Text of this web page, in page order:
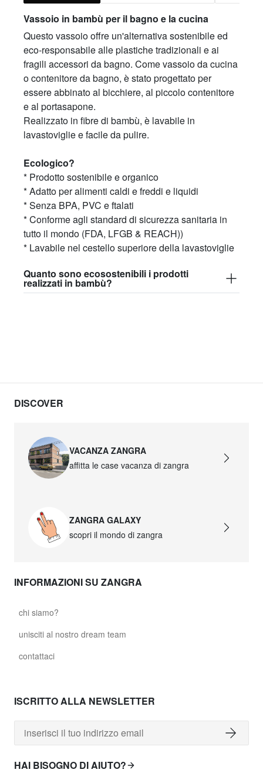
Vassoio in bambù per il bagno e la cucina
Questo vassoio offre un'alternativa sostenibile ed
eco-responsabile alle plastiche tradizionali e ai
fragili accessori da bagno. Come vassoio da cucina
o contenitore da bagno, è stato progettato per
essere abbinato al bicchiere, al piccolo contenitore
e al portasapone.
Realizzato in fibre di bambù, è lavabile in
lavastoviglie e facile da pulire.
Ecologico?
* Prodotto sostenibile e organico
* Adatto per alimenti caldi e freddi e liquidi
* Senza BPA, PVC e ftalati
* Conforme agli standard di sicurezza sanitaria in
tutto il mondo (FDA, LFGB & REACH))
* Lavabile nel cestello superiore della lavastoviglie
Quanto sono ecosostenibili i prodotti
realizzati in bambù?
DISCOVER
VACANZA ZANGRA
affitta le case vacanza di zangra
ZANGRA GALAXY
scopri il mondo di zangra
INFORMAZIONI SU ZANGRA
chi siamo?
unisciti al nostro dream team
contattaci
ISCRITTO ALLA NEWSLETTER
HAI BISOGNO DI AIUTO?